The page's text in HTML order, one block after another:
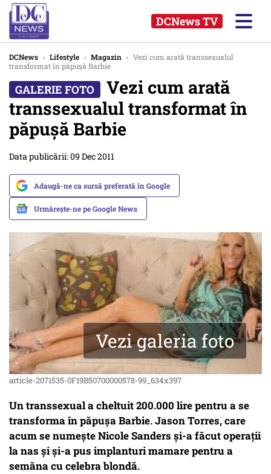
DCNews TV
DCNews › Lifestyle › Magazin › Vezi cum arată transsexualul
transformat în păpuşă Barbie
Vezi cum arată
transsexualul transformat în
păpuşă Barbie
Data publicării: 09 Dec 2011
Adaugă-ne ca sursă preferată în Google
Urmărește-ne pe Google News
Vezi galeria foto
article-2071535-0F19B50700000578-99_634x397
Un transsexual a cheltuit 200.000 lire pentru a se
transforma în păpuşa Barbie. Jason Torres, care
acum se numeşte Nicole Sanders şi-a făcut operaţii
la nas şi şi-a pus implanturi mamare pentru a
semăna cu celebra blondă.